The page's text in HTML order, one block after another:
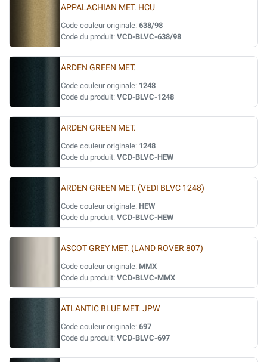
APPALACHIAN MET. HCU
Code couleur originale: 638/98
Code du produit: VCD-BLVC-638/98
ARDEN GREEN MET.
Code couleur originale: 1248
Code du produit: VCD-BLVC-1248
ARDEN GREEN MET.
Code couleur originale: 1248
Code du produit: VCD-BLVC-HEW
ARDEN GREEN MET. (VEDI BLVC 1248)
Code couleur originale: HEW
Code du produit: VCD-BLVC-HEW
ASCOT GREY MET. (LAND ROVER 807)
Code couleur originale: MMX
Code du produit: VCD-BLVC-MMX
ATLANTIC BLUE MET. JPW
Code couleur originale: 697
Code du produit: VCD-BLVC-697